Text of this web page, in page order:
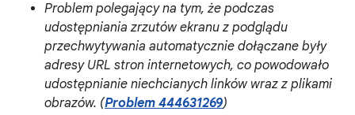
Problem polegający na tym, że podczas
udostępniania zrzutów ekranu z podglądu
przechwytywania automatycznie dołączane były
adresy URL stron internetowych, co powodowało
udostępnianie niechcianych linków wraz z plikami
obrazów. (Problem 444631269)